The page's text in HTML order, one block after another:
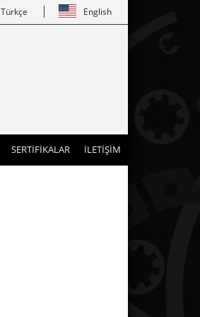
Türkçe English
SERTİFİKALAR İLETİŞİM